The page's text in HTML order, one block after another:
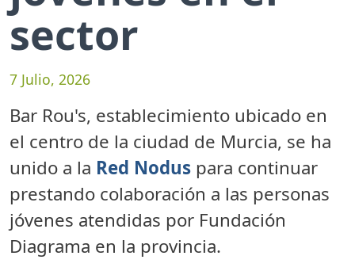
sector
7 Julio, 2026
Bar Rou's, establecimiento ubicado en
el centro de la ciudad de Murcia, se ha
unido a la Red Nodus para continuar
prestando colaboración a las personas
jóvenes atendidas por Fundación
Diagrama en la provincia.